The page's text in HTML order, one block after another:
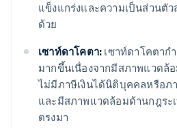
แข็งแกร่งและความเป็นส่วนตัว
ด้วย
เซาท์ดาโคตา: เซาท์ดาโคตาก
มากขึ้นเนื่องจากมีสภาพแวดล้
ไม่มีภาษีเงินได้นิติบุคคลหรือภ
และมีสภาพแวดล้อมด้านกฎระ
ตรงมา